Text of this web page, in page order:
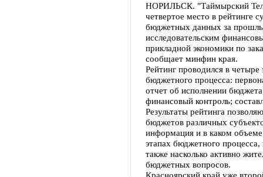
НОРИЛЬСК. "Таймырский
четвертое место в рейтинге
бюджетных данных за
исследовательским
прикладной экономики по
сообщает минфин края.
Рейтинг проводился в
бюджетного процесса:
отчет об исполнении
финансовый контроль;
Результаты рейтинга
бюджетов различных
информация и в каком объеме
этапах бюджетного процесса,
также насколько активно
бюджетных вопросов.
Красноярский край уже